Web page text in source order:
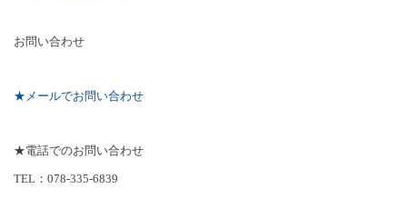
お問い合わせ
★メールでお問い合わせ
★電話でのお問い合わせ
TEL ： 078-335-6839